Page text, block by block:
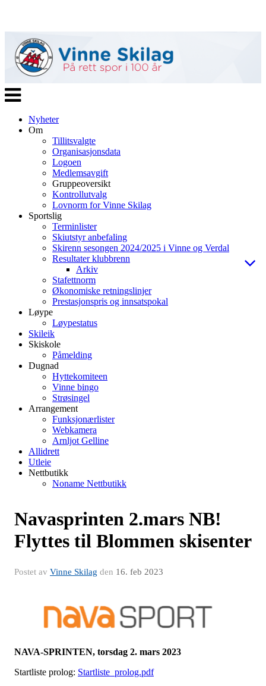
Veksle
navigasjon
Nyheter
Om
Tillitsvalgte
Organisasjonsdata
Logoen
Medlemsavgift
Gruppeoversikt
Kontrollutvalg
Lovnorm for Vinne Skilag
Sportslig
Terminlister
Skiutstyr anbefaling
Skirenn sesongen 2024/2025 i Vinne og Verdal
Resultater klubbrenn
Arkiv
Stafettnorm
Økonomiske retningslinjer
Prestasjonspris og innsatspokal
Løype
Løypestatus
Skileik
Skiskole
Påmelding
Dugnad
Hyttekomiteen
Vinne bingo
Strøsingel
Arrangement
Funksjonærlister
Webkamera
Arnljot Gelline
Allidrett
Utleie
Nettbutikk
Noname Nettbutikk
Navasprinten 2.mars NB!
Flyttes til Blommen skisenter
Postet av Vinne Skilag den 16. feb 2023
NAVA-SPRINTEN, torsdag 2. mars 2023
Startliste prolog: Startliste_prolog.pdf